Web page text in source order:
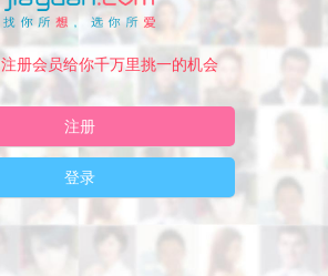
注册会员给你千万里挑一的机会
注册
登录